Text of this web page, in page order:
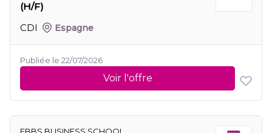
(H/F)
CDI
Espagne
Publiée le 22/07/2026
Voir l'offre